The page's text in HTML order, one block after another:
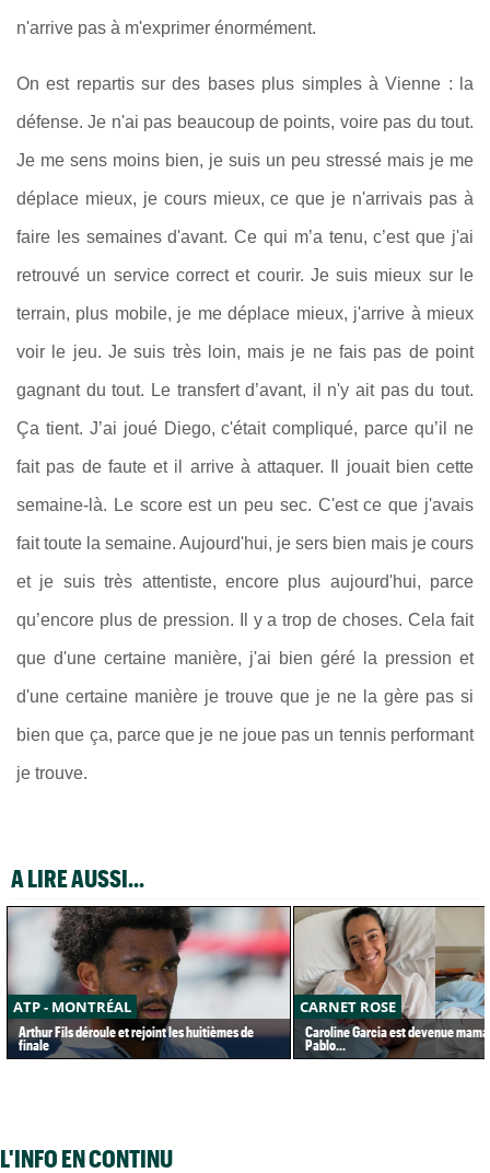
n'arrive pas à m'exprimer énormément.
On est repartis sur des bases plus simples à Vienne : la
défense. Je n'ai pas beaucoup de points, voire pas du tout.
Je me sens moins bien, je suis un peu stressé mais je me
déplace mieux, je cours mieux, ce que je n'arrivais pas à
faire les semaines d'avant. Ce qui m’a tenu, c’est que j'ai
retrouvé un service correct et courir. Je suis mieux sur le
terrain, plus mobile, je me déplace mieux, j'arrive à mieux
voir le jeu. Je suis très loin, mais je ne fais pas de point
gagnant du tout. Le transfert d’avant, il n'y ait pas du tout.
Ça tient. J’ai joué Diego, c'était compliqué, parce qu’il ne
fait pas de faute et il arrive à attaquer. Il jouait bien cette
semaine-là. Le score est un peu sec. C'est ce que j'avais
fait toute la semaine. Aujourd'hui, je sers bien mais je cours
et je suis très attentiste, encore plus aujourd'hui, parce
qu’encore plus de pression. Il y a trop de choses. Cela fait
que d'une certaine manière, j'ai bien géré la pression et
d'une certaine manière je trouve que je ne la gère pas si
bien que ça, parce que je ne joue pas un tennis performant
je trouve.
A LIRE AUSSI...
ATP - MONTRÉAL
Arthur Fils déroule et rejoint les huitièmes de
finale
CARNET ROSE
Caroline Garcia est devenue
Pablo...
L'INFO EN CONTINU